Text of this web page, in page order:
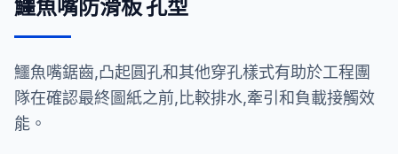
鱷魚嘴防滑板 孔型
鱷魚嘴鋸齒,凸起圓孔和其他穿孔樣式有助於工程團
隊在確認最終圖紙之前,比較排水,牽引和負載接觸效
能。